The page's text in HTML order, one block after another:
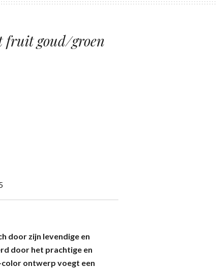
fruit goud/groen
door zijn levendige en
door het prachtige en
ontwerp voegt een